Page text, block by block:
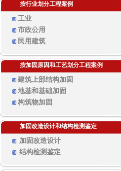
按行业划分工程案例
工业
市政公用
民用建筑
按加固原因和工艺划分工程案例
建筑上部结构加固
地基和基础加固
构筑物加固
加固改造设计和结构检测鉴定
加固改造设计
结构检测鉴定